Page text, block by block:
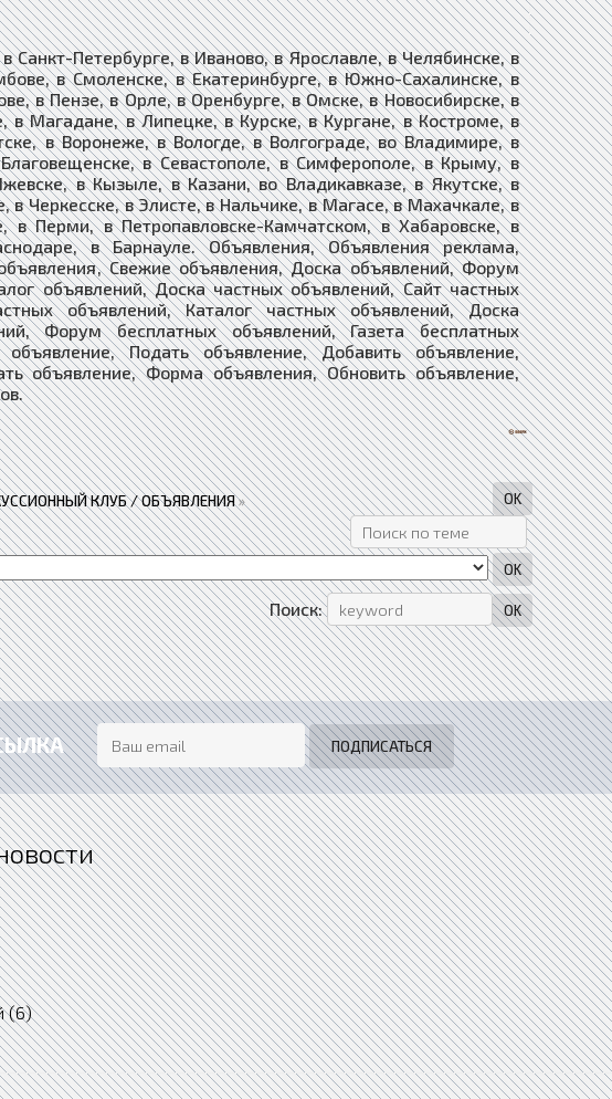
Петербурге, в Иваново, в Ярославле, в Челябинске, в
в Смоленске, в Екатеринбурге, в Южно-Сахалинске, в
в Пензе, в Орле, в Оренбурге, в Омске, в Новосибирске, в
Магадане, в Липецке, в Курске, в Кургане, в Костроме, в
в Воронеже, в Вологде, в Волгограде, во Владимире, в
в Севастополе, в Симферополе, в Крыму, в
в Кызыле, в Казани, во Владикавказе, в Якутске, в
Черкесске, в Элисте, в Нальчике, в Магасе, в Махачкале, в
Перми, в Петропавловске-Камчатском, в Хабаровске, в
в Барнауле. Объявления, Объявления реклама,
Свежие объявления, Доска объявлений, Форум
объявлений, Доска частных объявлений, Сайт частных
объявлений, Каталог частных объявлений, Доска
Форум бесплатных объявлений, Газета бесплатных
Подать объявление, Добавить объявление,
объявление, Форма объявления, Обновить объявление,
КЛУБ / ОБЪЯВЛЕНИЯ»
Поиск:
(6)